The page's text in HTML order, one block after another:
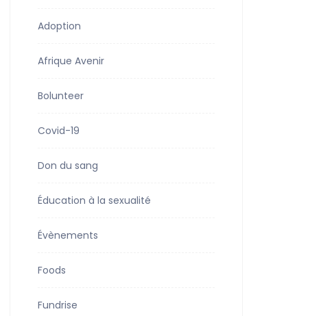
Adoption
Afrique Avenir
Bolunteer
Covid-19
Don du sang
Éducation à la sexualité
Évènements
Foods
Fundrise